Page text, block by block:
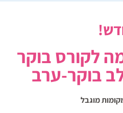
לקורס בוקר
בוקר-ערב
מוגבל